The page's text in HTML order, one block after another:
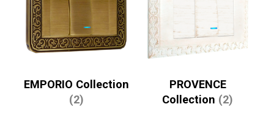
EMPORIO Collection
(2)
PROVENCE
Collection (2)